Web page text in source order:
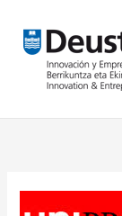
contenido